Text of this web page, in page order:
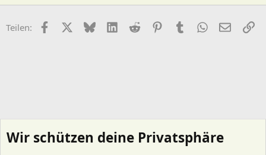
Teilen: FacebookX (Twitter)
BlueskyLinkedIn
Reddit PinterestTumblr WhatsApp
E-Mail
Wir schützen deine Privatsphäre